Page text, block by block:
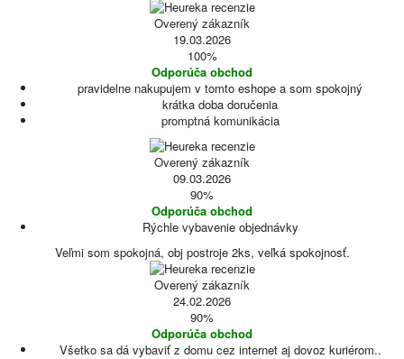
Overený zákazník
19.03.2026
100%
Odporúča obchod
pravidelne nakupujem v tomto eshope a som spokojný
krátka doba doručenia
promptná komunikácia
Overený zákazník
09.03.2026
90%
Odporúča obchod
Rýchle vybavenie objednávky
Veľmi som spokojná, obj postroje 2ks, veľká spokojnosť.
Overený zákazník
24.02.2026
90%
Odporúča obchod
Všetko sa dá vybaviť z domu cez internet aj dovoz kuriérom..